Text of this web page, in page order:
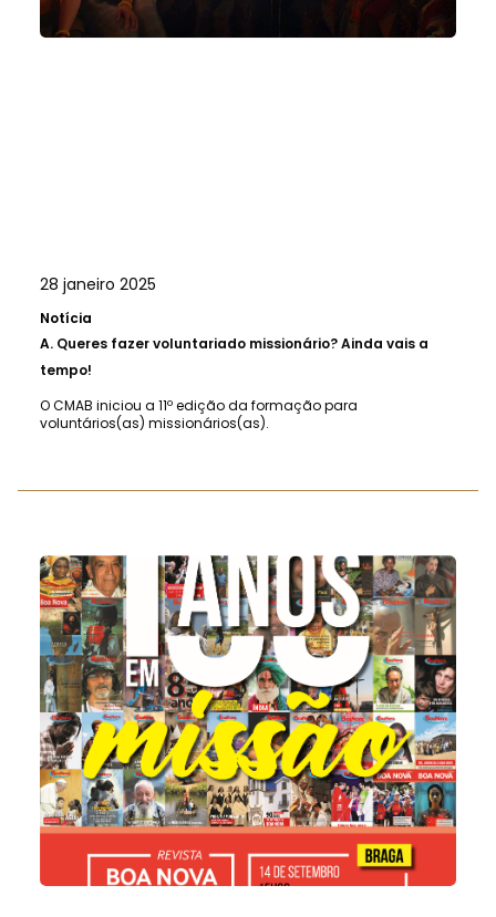
28 janeiro 2025
Notícia
A. Queres fazer voluntariado missionário? Ainda vais a
tempo!
O CMAB iniciou a 11º edição da formação para
voluntários(as) missionários(as).